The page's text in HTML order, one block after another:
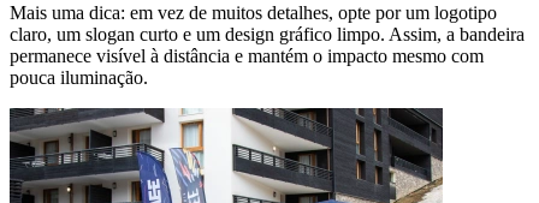
Mais uma dica: em vez de muitos detalhes, opte por um logotipo
claro, um slogan curto e um design gráfico limpo. Assim, a bandeira
permanece visível à distância e mantém o impacto mesmo com
pouca iluminação.